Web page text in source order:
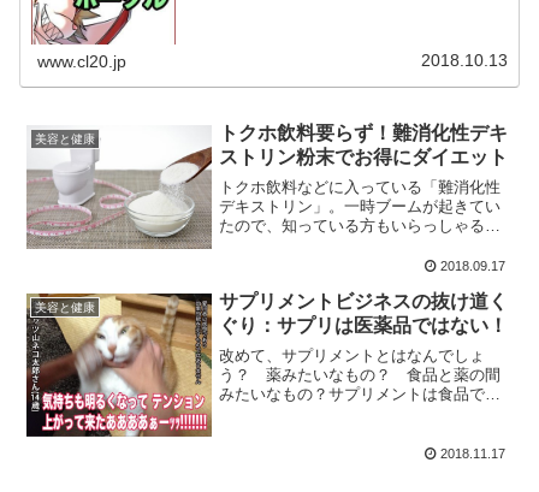
www.cl20.jp 2018.10.13
美容と健康
トクホ飲料要らず！難消化性デキ
ストリン粉末でお得にダイエット
トクホ飲料などに入っている「難消化性
デキストリン」。一時ブームが起きてい
たので、知っている方もいらっしゃるか
トリンとはなんぞや、というお話でも。
いのです。
2018.09.17
美容と健康
サプリメントビジネスの抜け道く
ぐり：サプリは医薬品ではない！
改めて、サプリメントとはなんでしょ
う？ 薬みたいなもの？ 食品と薬の間
みたいなもの？サプリメントは食品であ
お話しようと思います。CMは大半が嘘！
2018.11.17